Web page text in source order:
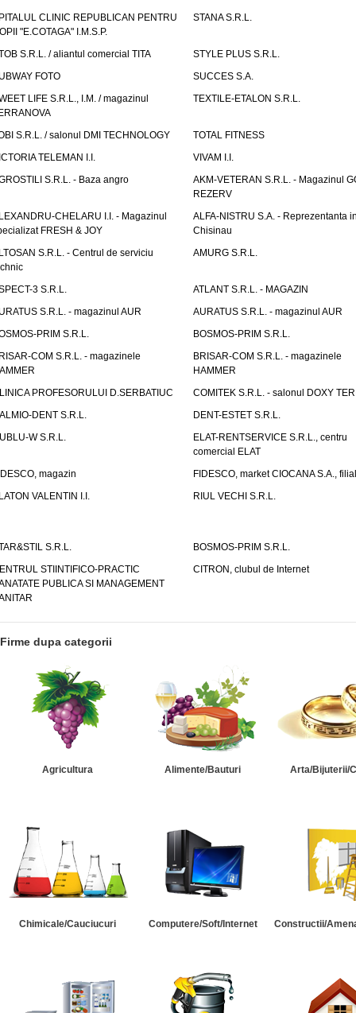
CLINIC REPUBLICAN PENTRU
"E.COTAGA" I.M.S.P.
STANA S.R.L.
S.R.L. / aliantul comercial TITA
STYLE PLUS S.R.L.
FOTO
SUCCES S.A.
LIFE S.R.L., I.M. / magazinul
TEXTILE-ETALON S.R.L.
S.R.L. / salonul DMI TECHNOLOGY
TOTAL FITNESS
TELEMAN I.I.
VIVAM I.I.
S.R.L. - Baza angro
AKM-VETERAN S.R.L. - Magazinul
REZERV
CHELARU I.I. - Magazinul
FRESH & JOY
ALFA-NISTRU S.A. - Reprezentanta
Chisinau
S.R.L. - Centrul de serviciu
AMURG S.R.L.
3 S.R.L.
ATLANT S.R.L. - MAGAZIN
S.R.L. - magazinul AUR
AURATUS S.R.L. - magazinul AUR
PRIM S.R.L.
BOSMOS-PRIM S.R.L.
COM S.R.L. - magazinele
BRISAR-COM S.R.L. - magazinele
HAMMER
PROFESORULUI D.SERBATIUC
COMITEK S.R.L. - salonul DOXY
DENT S.R.L.
DENT-ESTET S.R.L.
W S.R.L.
ELAT-RENTSERVICE S.R.L., centru
comercial ELAT
magazin
FIDESCO, market CIOCANA S.A.,
VALENTIN I.I.
RIUL VECHI S.R.L.
S.R.L.
BOSMOS-PRIM S.R.L.
STIINTIFICO-PRACTIC
PUBLICA SI MANAGEMENT
CITRON, clubul de Internet
Firme dupa categorii
Agricultura Alimente/Bauturi Arta/Bijuterii/
Chimicale/Cauciucuri Computere/Soft/Internet Constructii/